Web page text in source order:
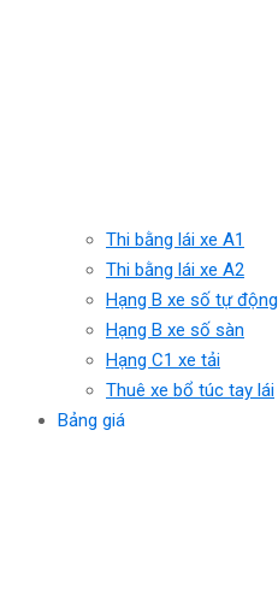
Thi bằng lái xe A1
Thi bằng lái xe A2
Hạng B xe số tự động
Hạng B xe số sàn
Hạng C1 xe tải
Thuê xe bổ túc tay lái
Bảng giá